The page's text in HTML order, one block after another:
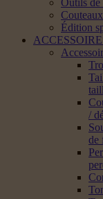
Outils de
Édition
/
de